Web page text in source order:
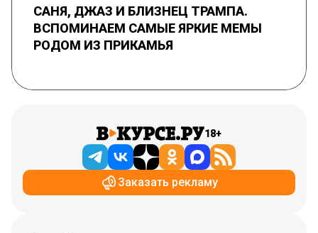
САНЯ, ДЖАЗ И БЛИЗНЕЦ ТРАМПА.
ВСПОМИНАЕМ САМЫЕ ЯРКИЕ МЕМЫ
РОДОМ ИЗ ПРИКАМЬЯ
18+
Заказать рекламу